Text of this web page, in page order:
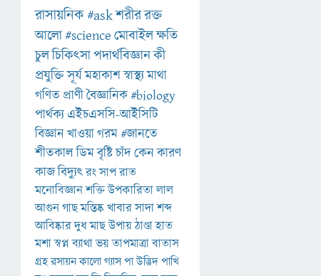
রাসায়নিক#askশরীররক্ত
আলো#scienceমোবাইলক্ষতি
চুলচিকিৎসাপদার্থবিজ্ঞানকী
প্রযুক্তিসূর্যমহাকাশস্বাস্থ্যমাথা
গণিত প্রাণীবৈজ্ঞানিক#biology
পার্থক্য এইচএসসি-আইসিটি
বিজ্ঞানখাওয়াগরম#জানতে
শীতকালডিমবৃষ্টিচাঁদকেনকারণ
কাজবিদ্যুৎরংসাপরাত
মনোবিজ্ঞানশক্তিউপকারিতালাল
আগুনগাছমস্তিষ্কখাবারসাদাশব্দ
আবিষ্কারদুধমাছউপায়ঠাণ্ডাহাত
মশাস্বপ্নব্যাথাভয়তাপমাত্রাবাতাস
গ্রহরসায়নকালোগ্যাসপাউদ্ভিদপাখি